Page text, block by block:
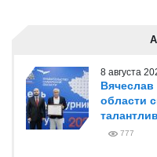
8 августа
области
777